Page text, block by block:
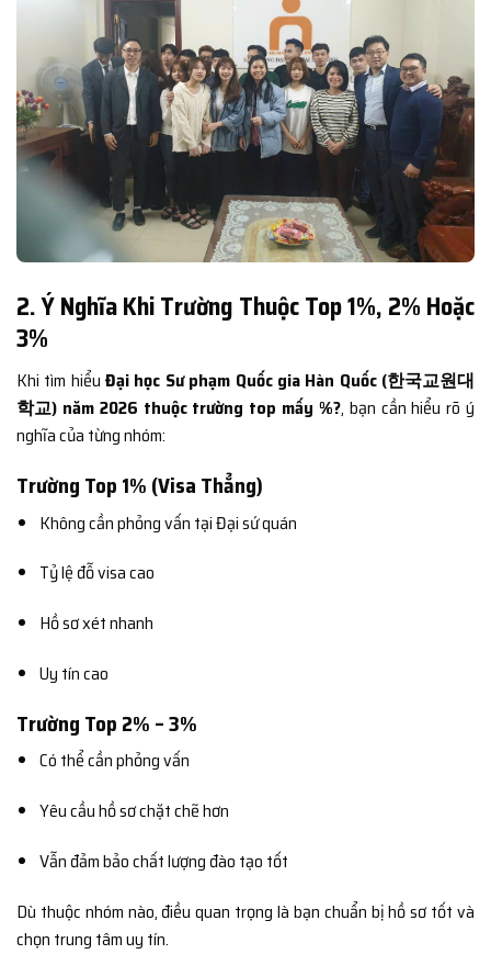
2. Ý Nghĩa Khi Trường Thuộc Top 1%, 2% Hoặc
3%
Khi tìm hiểuĐại học Sư phạm Quốc gia Hàn Quốc (한국교원대
학교) năm 2026 thuộc trường top mấy %?, bạn cần hiểu rõ ý
nghĩa của từng nhóm:
Trường Top 1% (Visa Thẳng)
Không cần phỏng vấn tại Đại sứ quán
Tỷ lệ đỗ visa cao
Hồ sơ xét nhanh
Uy tín cao
Trường Top 2% – 3%
Có thể cần phỏng vấn
Yêu cầu hồ sơ chặt chẽ hơn
Vẫn đảm bảo chất lượng đào tạo tốt
Dù thuộc nhóm nào, điều quan trọng là bạn chuẩn bị hồ sơ tốt và
chọn trung tâm uy tín.